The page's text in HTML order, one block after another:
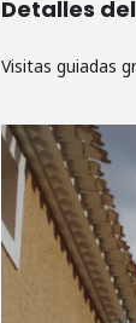
Detalles
Visitas guiadas